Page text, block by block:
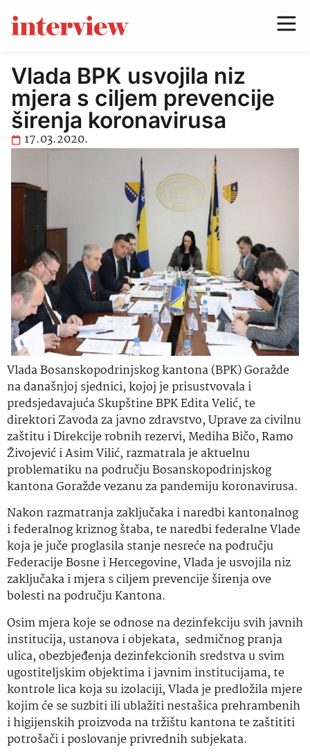
Vlada BPK usvojila niz
mjera s ciljem prevencije
širenja koronavirusa
17.03.2020.
Vlada Bosanskopodrinjskog kantona (BPK) Goražde
na današnjoj sjednici, kojoj je prisustvovala i
predsjedavajuća Skupštine BPK Edita Velić, te
direktori Zavoda za javno zdravstvo, Uprave za civilnu
zaštitu i Direkcije robnih rezervi, Mediha Bičo, Ramo
Živojević i Asim Vilić, razmatrala je aktuelnu
problematiku na području Bosanskopodrinjskog
kantona Goražde vezanu za pandemiju koronavirusa.
Nakon razmatranja zaključaka i naredbi kantonalnog
i federalnog kriznog štaba, te naredbi federalne Vlade
koja je juče proglasila stanje nesreće na području
Federacije Bosne i Hercegovine, Vlada je usvojila niz
zaključaka i mjera s ciljem prevencije širenja ove
bolesti na području Kantona.
Osim mjera koje se odnose na dezinfekciju svih javnih
institucija, ustanova i objekata, sedmičnog pranja
ulica, obezbjeđenja dezinfekcionih sredstva u svim
ugostiteljskim objektima i javnim institucijama, te
kontrole lica koja su izolaciji, Vlada je predložila mjere
kojim će se suzbiti ili ublažiti nestašica prehrambenih
i higijenskih proizvoda na tržištu kantona te zaštititi
potrošači i poslovanje privrednih subjekata.